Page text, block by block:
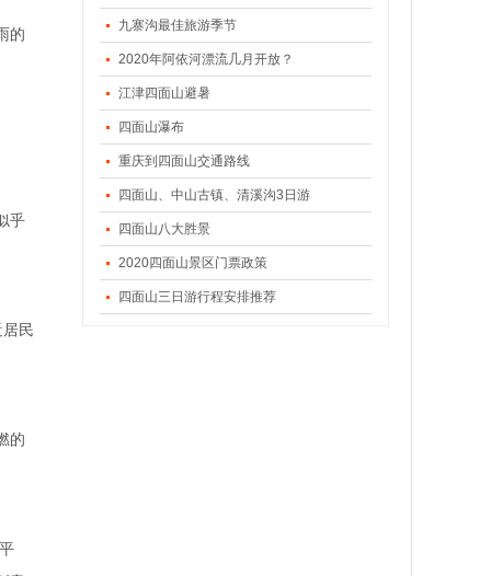
的
乎
民
的
九寨沟最佳旅游季节
2020年阿依河漂流几月开放？
江津四面山避暑
四面山瀑布
重庆到四面山交通路线
四面山、中山古镇、清溪沟3日游
四面山八大胜景
2020四面山景区门票政策
四面山三日游行程安排推荐